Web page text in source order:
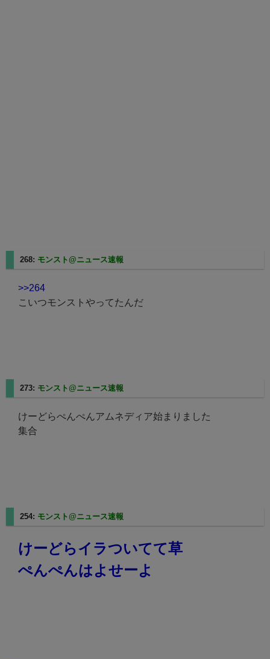
268: モンスト@ニュース速報
>>264
こいつモンストやってたんだ
273: モンスト@ニュース速報
けーどらぺんぺんアムネディア始まりました
集合
254: モンスト@ニュース速報
けーどらイラついてて草
ぺんぺんはよせーよ